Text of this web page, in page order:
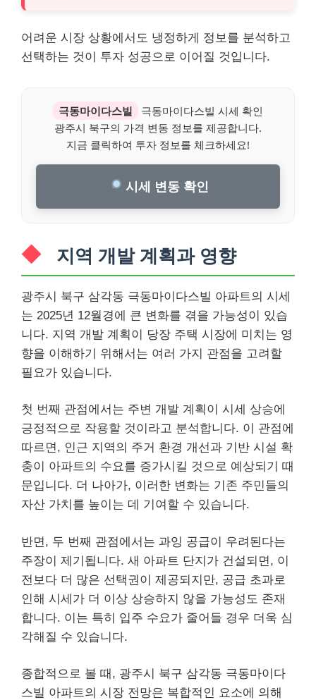
어려운 시장 상황에서도 냉정하게 정보를 분석하고
선택하는 것이 투자 성공으로 이어질 것입니다.
극동마이다스빌
극동마이다스빌 시세 확인
광주시 북구의 가격 변동 정보를 제공합니다.
지금 클릭하여 투자 정보를 체크하세요!
시세 변동 확인
지역 개발 계획과 영향
광주시 북구 삼각동 극동마이다스빌 아파트의 시세
는 2025년 12월경에 큰 변화를 겪을 가능성이 있습
니다. 지역 개발 계획이 당장 주택 시장에 미치는 영
향을 이해하기 위해서는 여러 가지 관점을 고려할
필요가 있습니다.
첫 번째 관점에서는 주변 개발 계획이 시세 상승에
긍정적으로 작용할 것이라고 분석합니다. 이 관점에
따르면, 인근 지역의 주거 환경 개선과 기반 시설 확
충이 아파트의 수요를 증가시킬 것으로 예상되기 때
문입니다. 더 나아가, 이러한 변화는 기존 주민들의
자산 가치를 높이는 데 기여할 수 있습니다.
반면, 두 번째 관점에서는 과잉 공급이 우려된다는
주장이 제기됩니다. 새 아파트 단지가 건설되면, 이
전보다 더 많은 선택권이 제공되지만, 공급 초과로
인해 시세가 더 이상 상승하지 않을 가능성도 존재
합니다. 이는 특히 입주 수요가 줄어들 경우 더욱 심
각해질 수 있습니다.
종합적으로 볼 때, 광주시 북구 삼각동 극동마이다
스빌 아파트의 시장 전망은 복합적인 요소에 의해